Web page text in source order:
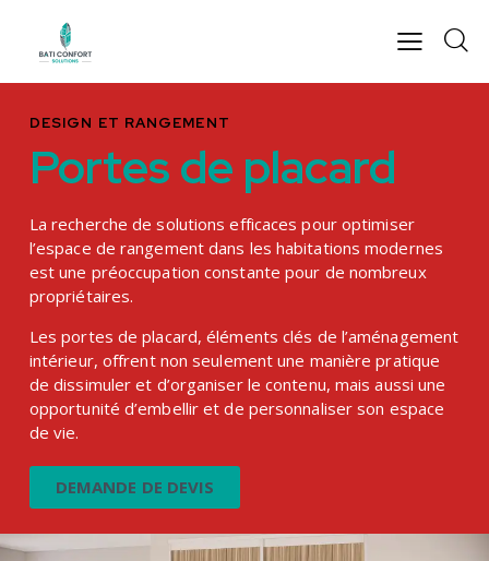
DESIGN ET RANGEMENT
Portes de placard
La recherche de solutions efficaces pour optimiser
l’espace de rangement dans les habitations modernes
est une préoccupation constante pour de nombreux
propriétaires.
Les portes de placard, éléments clés de l’aménagement
intérieur, offrent non seulement une manière pratique
de dissimuler et d’organiser le contenu, mais aussi une
opportunité d’embellir et de personnaliser son espace
de vie.
DEMANDE DE DEVIS